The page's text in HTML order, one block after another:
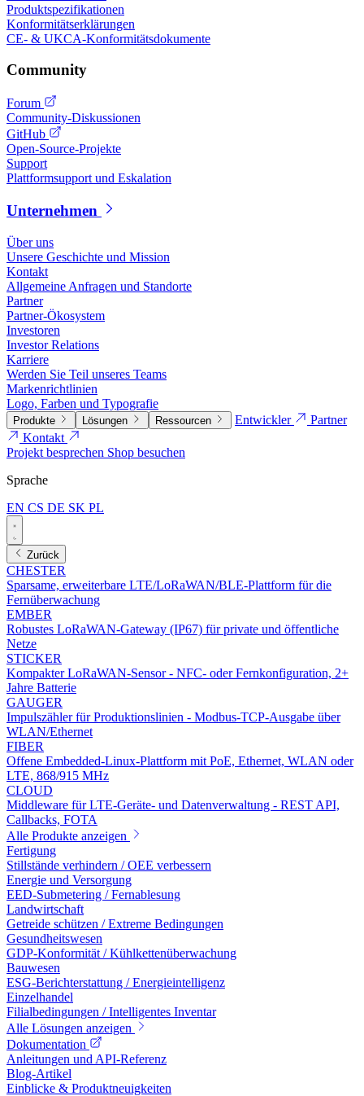
Produktspezifikationen
Konformitätserklärungen
CE- & UKCA-Konformitätsdokumente
Community
Forum
Community-Diskussionen
GitHub
Open-Source-Projekte
Support
Plattformsupport und Eskalation
Unternehmen
Über uns
Unsere Geschichte und Mission
Kontakt
Allgemeine Anfragen und Standorte
Partner
Partner-Ökosystem
Investoren
Investor Relations
Karriere
Werden Sie Teil unseres Teams
Markenrichtlinien
Logo, Farben und Typografie
Produkte Lösungen Ressourcen Entwickler
Partner
Kontakt
Projekt besprechen Shop besuchen
Sprache
EN CS DE SK PL
Zurück
CHESTER
Sparsame, erweiterbare LTE/LoRaWAN/BLE-Plattform für die
Fernüberwachung
EMBER
Robustes LoRaWAN-Gateway (IP67) für private und öffentliche
Netze
STICKER
Kompakter LoRaWAN-Sensor - NFC- oder Fernkonfiguration, 2+
Jahre Batterie
GAUGER
Impulszähler für Produktionslinien - Modbus-TCP-Ausgabe über
WLAN/Ethernet
FIBER
Offene Embedded-Linux-Plattform mit PoE, Ethernet, WLAN oder
LTE, 868/915 MHz
CLOUD
Middleware für LTE-Geräte- und Datenverwaltung - REST API,
Callbacks, FOTA
Alle Produkte anzeigen
Fertigung
Stillstände verhindern / OEE verbessern
Energie und Versorgung
EED-Submetering / Fernablesung
Landwirtschaft
Getreide schützen / Extreme Bedingungen
Gesundheitswesen
GDP-Konformität / Kühlkettenüberwachung
Bauwesen
ESG-Berichterstattung / Energieintelligenz
Einzelhandel
Filialbedingungen / Intelligentes Inventar
Alle Lösungen anzeigen
Dokumentation
Anleitungen und API-Referenz
Blog-Artikel
Einblicke & Produktneuigkeiten